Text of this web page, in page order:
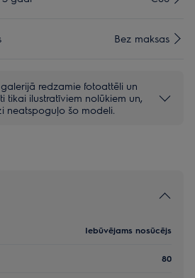
Bez maksas
redzamie fotoattēli un
tikai ilustratīviem nolūkiem un,
neatspoguļo šo modeli.
Iebūvējams nosūcējs
80